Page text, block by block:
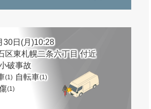
30日(月)10:28
区東札幌二条六丁目 付近
破事故
(1) 自転車(1)
(1)